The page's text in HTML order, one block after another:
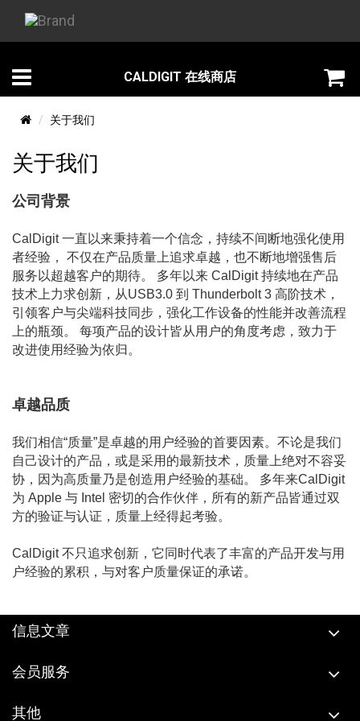
CALDIGIT 在线商店
关于我们
关于我们
公司背景
CalDigit 一直以来秉持着一个信念，持续不间断地强化使用
者经验， 不仅在产品质量上追求卓越，也不断地增强售后
服务以超越客户的期待。 多年以来 CalDigit 持续地在产品
技术上力求创新，从USB3.0 到 Thunderbolt 3 高阶技术，
引领客户与尖端科技同步，强化工作设备的性能并改善流程
上的瓶颈。 每项产品的设计皆从用户的角度考虑，致力于
改进使用经验为依归。
卓越品质
我们相信“质量”是卓越的用户经验的首要因素。不论是我们
自己设计的产品，或是采用的最新技术，质量上绝对不容妥
协，因为高质量乃是创造用户经验的基础。 多年来CalDigit
为 Apple 与 Intel 密切的合作伙伴，所有的新产品皆通过双
方的验证与认证，质量上经得起考验。
CalDigit 不只追求创新，它同时代表了丰富的产品开发与用
户经验的累积，与对客户质量保证的承诺。
信息文章
会员服务
其他